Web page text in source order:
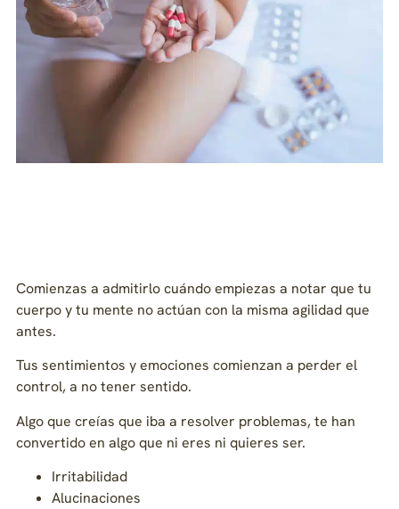
Comienzas a admitirlo cuándo empiezas a notar que tu
cuerpo y tu mente no actúan con la misma agilidad que
antes.
Tus sentimientos y emociones comienzan a perder el
control, a no tener sentido.
Algo que creías que iba a resolver problemas, te han
convertido en algo que ni eres ni quieres ser.
Irritabilidad
Alucinaciones